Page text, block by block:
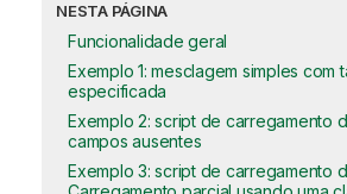
NESTA PÁGINA
Funcionalidade geral
Exemplo 1: mesclagem simples com
especificada
Exemplo 2: script de carregamento
campos ausentes
Exemplo 3: script de carregamento